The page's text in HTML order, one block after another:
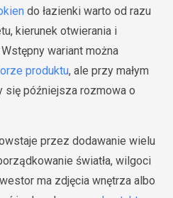
do łazienki warto od razu
kierunek otwierania i
wariant można
produktu, ale przy małym
późniejsza rozmowa o
przez dodawanie wielu
światła, wilgoci
ma zdjęcia wnętrza albo